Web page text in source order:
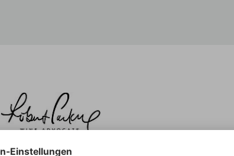
Parker über:Riesling Sekt Goldloch Brut Nature